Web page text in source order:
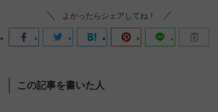
よかったらシェアしてね！
この記事を書いた人